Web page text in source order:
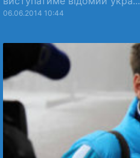
06.06.2014 10:44